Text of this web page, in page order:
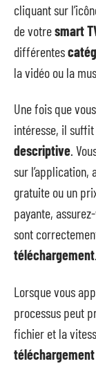
cliquant sur
de votresmart
différentes
la vidéo ou la
Une fois que
intéresse, il
descriptive.
sur l’application,
gratuite ou un
payante,
sont
téléchargement.
Lorsque vous
processus peut
fichier et la
téléchargement